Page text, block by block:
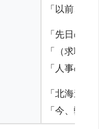
「以前、
「先日の
「（求職
「人事の方
「北海道
「今、弊